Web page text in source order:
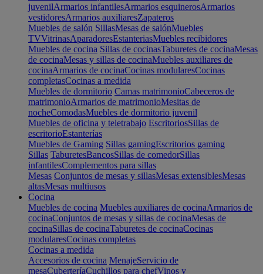
juvenilArmarios infantilesArmarios esquinerosArmarios
vestidoresArmarios auxiliaresZapateros
Muebles de salón SillasMesas de salónMuebles
TVVitrinasAparadoresEstanteriasMuebles recibidores
Muebles de cocina Sillas de cocinasTaburetes de cocinaMesas
de cocinaMesas y sillas de cocinaMuebles auxiliares de
cocinaArmarios de cocinaCocinas modularesCocinas
completasCocinas a medida
Muebles de dormitorio Camas matrimonioCabeceros de
matrimonioArmarios de matrimonioMesitas de
nocheComodasMuebles de dormitorio juvenil
Muebles de oficina y teletrabajo EscritoriosSillas de
escritorioEstanterías
Muebles de Gaming Sillas gamingEscritorios gaming
Sillas TaburetesBancosSillas de comedorSillas
infantilesComplementos para sillas
Mesas Conjuntos de mesas y sillasMesas extensiblesMesas
altasMesas multiusos
Cocina
Muebles de cocina Muebles auxiliares de cocinaArmarios de
cocinaConjuntos de mesas y sillas de cocinaMesas de
cocinaSillas de cocinaTaburetes de cocinaCocinas
modularesCocinas completas
Cocinas a medida
Accesorios de cocina MenajeServicio de
mesaCuberteríaCuchillos para chefVinos y